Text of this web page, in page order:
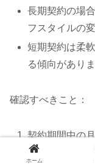
長期契約の場
フスタイルの
短期契約は柔
る傾向がありま
確認すべきこと：
契約期間中の
ボーナス払い
ホーム